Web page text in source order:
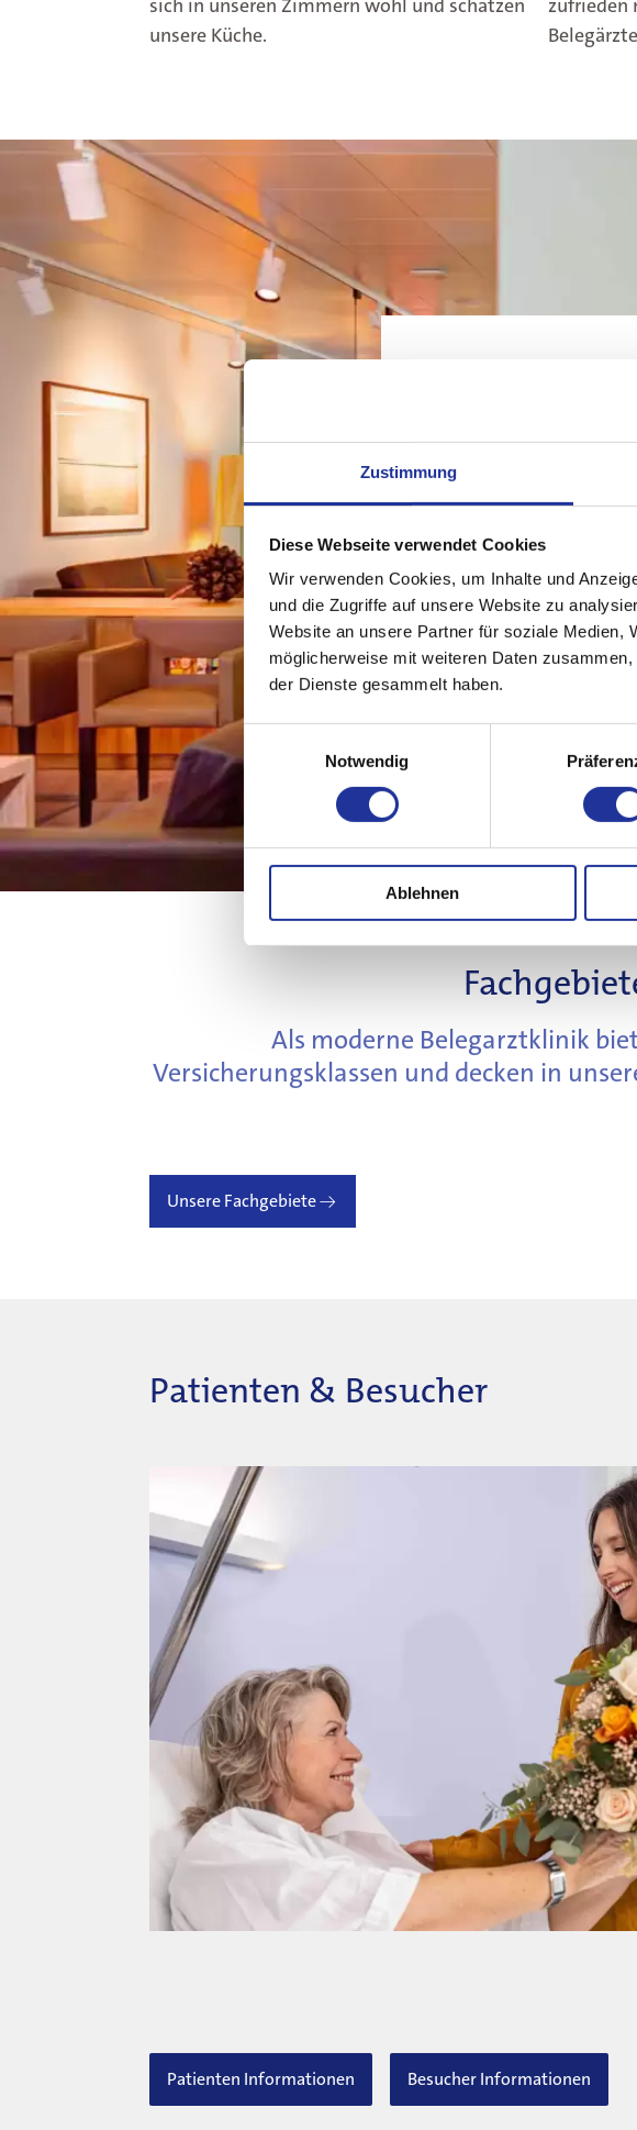
Zustimmung
Diese Webseite verwendet Cookies
Wir verwenden Cookies, um Inhalte und
und die Zugriffe auf unsere Website zu
Website an unsere Partner für soziale Medien,
möglicherweise mit weiteren Daten
der Dienste gesammelt haben.
Notwendig
Ablehnen
sich in unseren Zimmern wohl und schätzen
unsere Küche.
zufrieden
Die Merian
dem Top-
Als moderne Belegarztklinik
Versicherungsklassen und decken in
Unsere Fachgebiete
Patienten & Besucher
Patienten Informationen Besucher Informationen